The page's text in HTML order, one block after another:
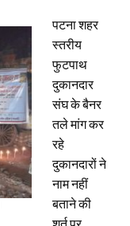
पटना शहर
स्तरीय
फुटपाथ
दुकानदार
संघ के बैनर
तले मांग कर
रहे
दुकानदारों ने
नाम नहीं
बताने की